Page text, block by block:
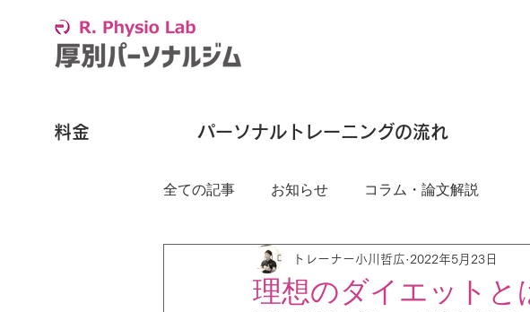
料金 パーソナルトレーニングの流れ
全ての記事 お知らせ コラム・論文解説
理想のダイエットと
トレーナー小川哲広 2022年5月23日